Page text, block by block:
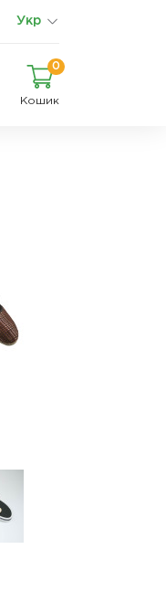
Укр
0
Кошик